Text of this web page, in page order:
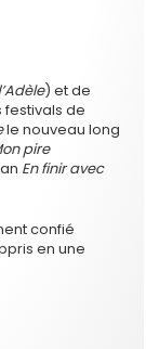
) et de
festivals de
le nouveau long
pire
En finir avec
confié
en une